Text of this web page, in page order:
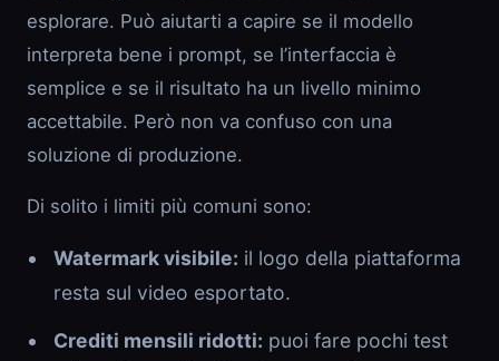
esplorare. Può aiutarti a capire se il modello
interpreta bene i prompt, se l’interfaccia è
semplice e se il risultato ha un livello minimo
accettabile. Però non va confuso con una
soluzione di produzione.
Di solito i limiti più comuni sono:
Watermark visibile: il logo della piattaforma
resta sul video esportato.
Crediti mensili ridotti: puoi fare pochi test